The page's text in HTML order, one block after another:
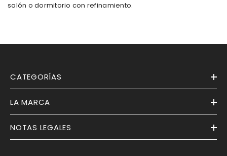
salón o dormitorio con refinamiento.
CATEGORÍAS
LA MARCA
NOTAS LEGALES